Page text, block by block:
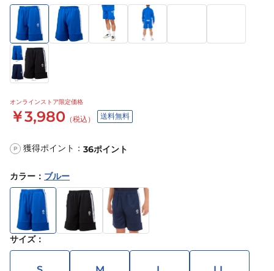
オンラインストア限定価格
￥3,980 （税込） 送料無料
P 獲得ポイント： 36ポイント
カラー ： ブルー
サイズ：